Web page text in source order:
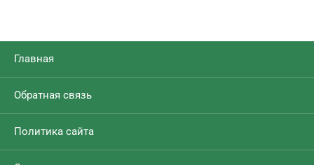
Главная
Обратная связь
Политика сайта